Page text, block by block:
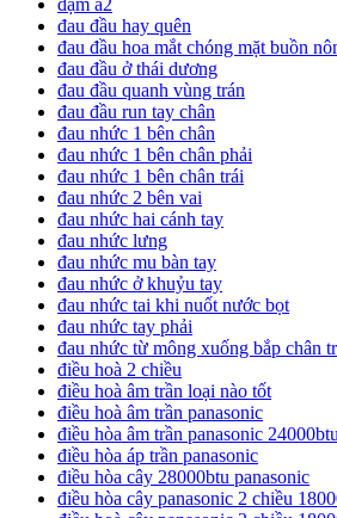
đau đầu hay quên
đau đầu hoa mắt chóng mặt buồn
đau đầu ở thái dương
đau đầu quanh vùng trán
đau đầu run tay chân
đau nhức 1 bên chân
đau nhức 1 bên chân phải
đau nhức 1 bên chân trái
đau nhức 2 bên vai
đau nhức hai cánh tay
đau nhức lưng
đau nhức mu bàn tay
đau nhức ở khuỷu tay
đau nhức tai khi nuốt nước bọt
đau nhức tay phải
đau nhức từ mông xuống bắp chân
điều hoà 2 chiều
điều hoà âm trần loại nào tốt
điều hoà âm trần panasonic
điều hòa âm trần panasonic
điều hòa áp trần panasonic
điều hòa cây 28000btu panasonic
điều hòa cây panasonic 2 chiều